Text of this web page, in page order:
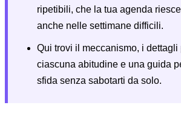
ripetibili, che la tua agenda
anche nelle settimane difficili.
Qui trovi il meccanismo, i dettagli
ciascuna abitudine e una guida
sfida senza sabotarti da solo.